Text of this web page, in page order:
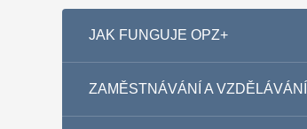
JAK FUNGUJE OPZ+
ZAMĚSTNÁVÁNÍ A VZDĚLÁVÁNÍ